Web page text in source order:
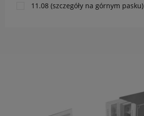
11.08 (szczegóły na górnym pasku)